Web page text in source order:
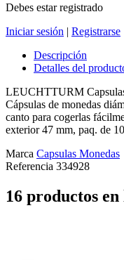
Debes estar registrado
Iniciar sesión | Registrarse
Descripción
Detalles del
LEUCHTTURM
Cápsulas de monedas
canto para cogerlas
exterior 47 mm, paq. de
Marca Capsulas Monedas
Referencia 334928
16 productos